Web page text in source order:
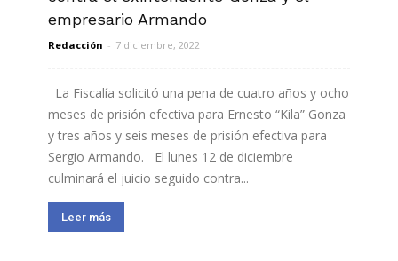
empresario Armando
Redacción - 7 diciembre, 2022
La Fiscalía solicitó una pena de cuatro años y ocho
meses de prisión efectiva para Ernesto “Kila” Gonza
y tres años y seis meses de prisión efectiva para
Sergio Armando. El lunes 12 de diciembre
culminará el juicio seguido contra...
Leer más